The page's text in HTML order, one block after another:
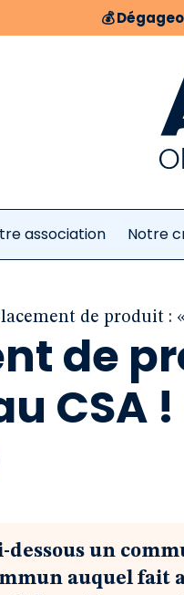
💰
association Notre
de produit :
de
CSA
dessous un
auquel fait